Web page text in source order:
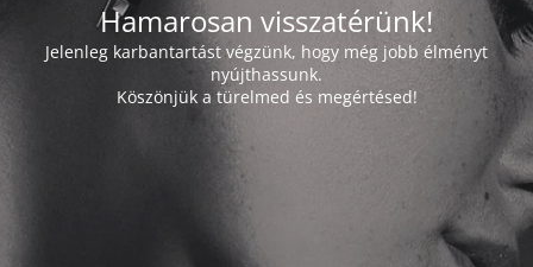
Hamarosan visszatérünk!
Jelenleg karbantartást végzünk, hogy még jobb élményt
nyújthassunk.
Köszönjük a türelmed és megértésed!